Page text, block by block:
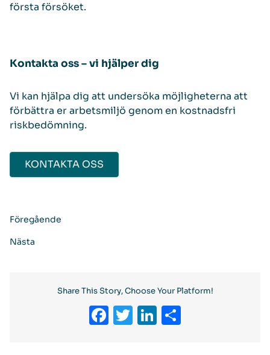
första försöket.
Kontakta oss – vi hjälper dig
Vi kan hjälpa dig att undersöka möjligheterna att
förbättra er arbetsmiljö genom en kostnadsfri
riskbedömning.
KONTAKTA OSS
Föregående
Nästa
Share This Story, Choose Your Platform!
Facebook
Twitter
LinkedIn